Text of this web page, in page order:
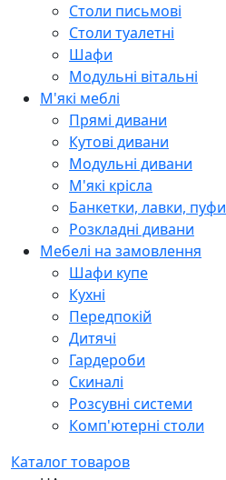
Столи письмові
Столи туалетні
Шафи
Модульні вітальні
М'які меблі
Прямі дивани
Кутові дивани
Модульні дивани
М'які крісла
Банкетки, лавки, пуфи
Розкладні дивани
Мебелі на замовлення
Шафи купе
Кухні
Передпокій
Дитячі
Гардероби
Скиналі
Розсувні системи
Комп'ютерні столи
Каталог товаров